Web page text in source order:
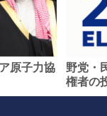
原子力協
野党・
権者の